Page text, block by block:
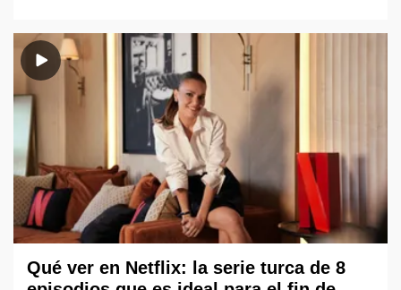
Qué ver en Netflix: la serie turca de 8